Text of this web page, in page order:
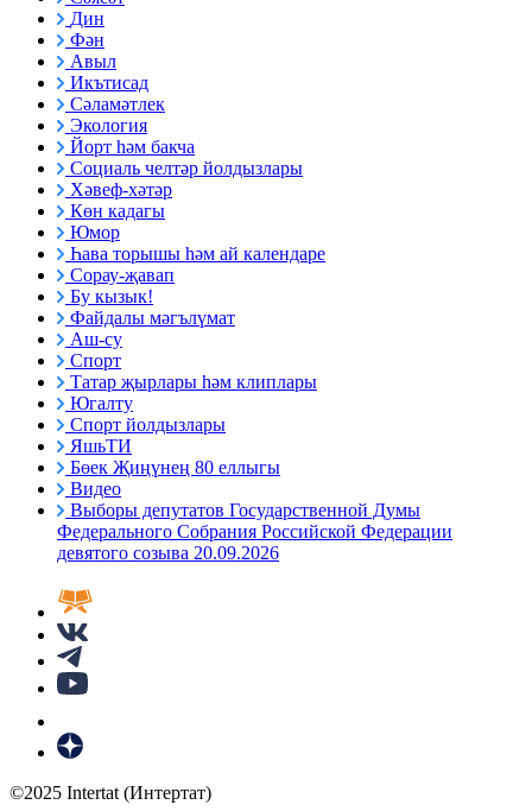
Дин
Фән
Авыл
Икътисад
Сәламәтлек
Экология
Йорт һәм бакча
Социаль челтәр йолдызлары
Хәвеф-хәтәр
Көн кадагы
Юмор
Һава торышы һәм ай календаре
Сорау-җавап
Бу кызык!
Файдалы мәгълүмат
Аш-су
Спорт
Татар җырлары һәм клиплары
Югалту
Спорт йолдызлары
ЯшьТИ
Бөек Җиңүнең 80 еллыгы
Видео
Выборы депутатов Государственной Думы
Федерального Собрания Российской Федерации
девятого созыва 20.09.2026
©2025 Intertat (Интертат)